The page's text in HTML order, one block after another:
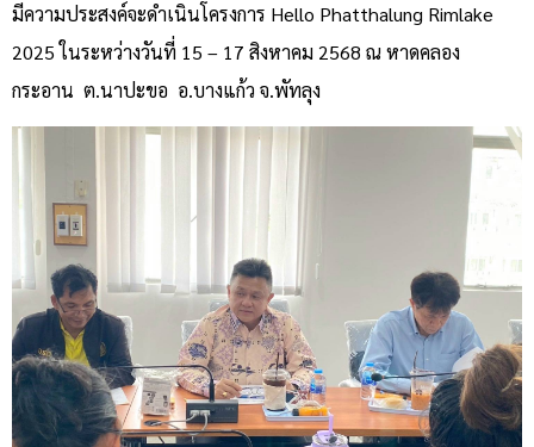
มีความประสงค์จะดำเนินโครงการ Hello Phatthalung Rimlake
2025 ในระหว่างวันที่ 15 – 17 สิงหาคม 2568 ณ หาดคลอง
กระอาน ต.นาปะขอ อ.บางแก้ว จ.พัทลุง